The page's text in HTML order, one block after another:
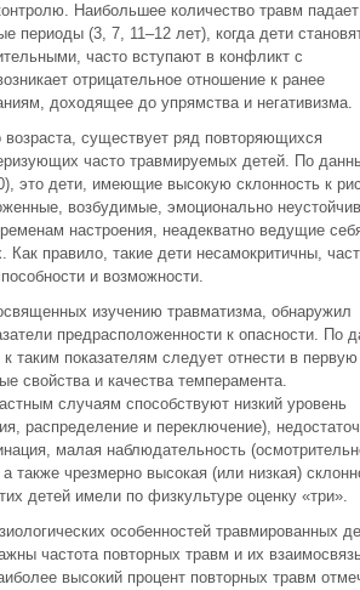
Наибольшее количество травм
периоды (3, 7, 11–12 лет), когда дети
часто вступают в конфликт с
отрицательное отношение к ранее
доходящее до упрямства и негативизма.
существует ряд повторяющихся
часто травмируемых детей. По
это дети, имеющие высокую склонность к
возбудимые, эмоционально
настроения, неадекватно ведущие
Как правило, такие дети несамокритичны,
и возможности.
изучению травматизма, обнаружил
предрасположенности к опасности. По
таким показателям следует отнести в первую
свойства и качества темперамента.
случаям способствуют низкий уровень
распределение и переключение),
малая наблюдательность
также чрезмерно высокая (или низкая)
детей имели по физкультуре оценку «три».
особенностей травмированных
частота повторных травм и их
высокий процент повторных травм